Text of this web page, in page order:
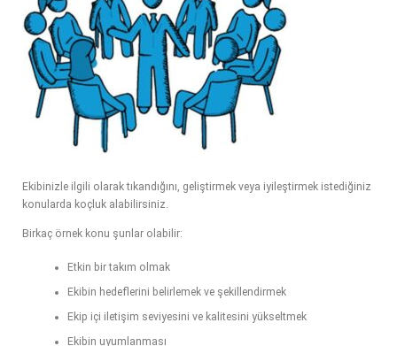
Ekibinizle ilgili olarak tıkandığını, geliştirmek veya iyileştirmek istediğiniz
konularda koçluk alabilirsiniz.
Birkaç örnek konu şunlar olabilir:
Etkin bir takım olmak
Ekibin hedeflerini belirlemek ve şekillendirmek
Ekip içi iletişim seviyesini ve kalitesini yükseltmek
Ekibin uyumlanması